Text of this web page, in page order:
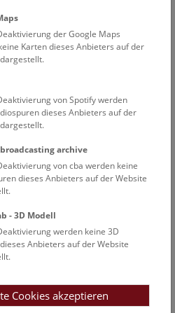
Auenland
offen und lädt
Campusführung
des "Narrenturms" wird
psychiatrische Anstalt
des alten Allgemeinen
14:00 – 15:00
der Google Maps
Karten dieses Anbieters auf der
von Spotify werden
dieses Anbieters auf der
archive
von cba werden keine
dieses Anbieters auf der Website
- 3D Modell
werden keine 3D
Anbieters auf der Website
Cookies akzeptieren